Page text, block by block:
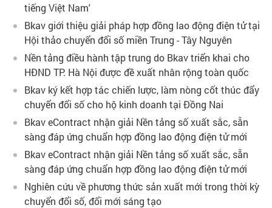
tiếng Việt Nam'
Bkav giới thiệu giải pháp hợp đồng lao động điện tử tại
Hội thảo chuyển đổi số miền Trung - Tây Nguyên
Nền tảng điều hành tập trung do Bkav triển khai cho
HĐND TP. Hà Nội được đề xuất nhân rộng toàn quốc
Bkav ký kết hợp tác chiến lược, làm nòng cốt thúc đẩy
chuyển đổi số cho hộ kinh doanh tại Đồng Nai
Bkav eContract nhận giải Nền tảng số xuất sắc, sẵn
sàng đáp ứng chuẩn hợp đồng lao động điện tử mới
Bkav eContract nhận giải Nền tảng số xuất sắc, sẵn
sàng đáp ứng chuẩn hợp đồng lao động điện tử mới
Nghiên cứu về phương thức sản xuất mới trong thời kỳ
chuyển đổi số, đổi mới sáng tạo